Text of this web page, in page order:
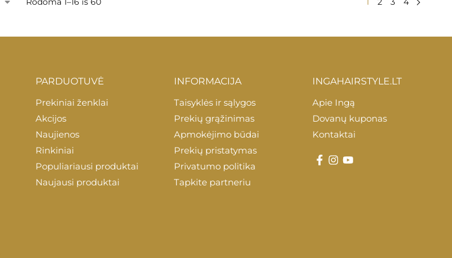
PARDUOTUVĖ
Prekiniai ženklai
Akcijos
Naujienos
Rinkiniai
Populiariausi produktai
Naujausi produktai
INFORMACIJA
Taisyklės ir sąlygos
Prekių grąžinimas
Apmokėjimo būdai
Prekių pristatymas
Privatumo politika
Tapkite partneriu
INGAHAIRSTYLE.LT
Apie Ingą
Dovanų kuponas
Kontaktai